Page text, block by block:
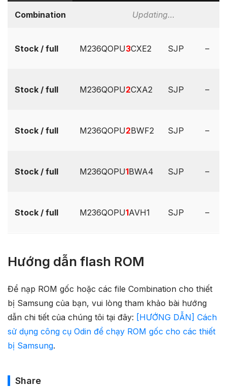
Combination Updating…
Stock / full M236QOPU3CXE2 SJP –
Stock / full M236QOPU2CXA2 SJP –
Stock / full M236QOPU2BWF2 SJP –
Stock / full M236QOPU1BWA4 SJP –
Stock / full M236QOPU1AVH1 SJP –
Hướng dẫn flash ROM
Để nạp ROM gốc hoặc các file Combination cho thiết
bị Samsung của bạn, vui lòng tham khảo bài hướng
dẫn chi tiết của chúng tôi tại đây: [HƯỚNG DẪN] Cách
sử dụng công cụ Odin để chạy ROM gốc cho các thiết
bị Samsung.
Share